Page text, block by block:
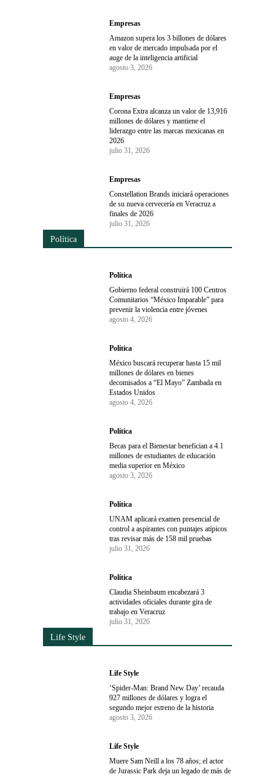
Empresas
Amazon supera los 3 billones de dólares
en valor de mercado impulsada por el
auge de la inteligencia artificial
agosto 3, 2026
Empresas
Corona Extra alcanza un valor de 13,916
millones de dólares y mantiene el
liderazgo entre las marcas mexicanas en
2026
julio 31, 2026
Empresas
Constellation Brands iniciará operaciones
de su nueva cervecería en Veracruz a
finales de 2026
julio 31, 2026
Política
Política
Gobierno federal construirá 100 Centros
Comunitarios “México Imparable” para
prevenir la violencia entre jóvenes
agosto 4, 2026
Política
México buscará recuperar hasta 15 mil
millones de dólares en bienes
decomisados a “El Mayo” Zambada en
Estados Unidos
agosto 4, 2026
Política
Becas para el Bienestar benefician a 4.1
millones de estudiantes de educación
media superior en México
agosto 3, 2026
Política
UNAM aplicará examen presencial de
control a aspirantes con puntajes atípicos
tras revisar más de 158 mil pruebas
julio 31, 2026
Política
Claudia Sheinbaum encabezará 3
actividades oficiales durante gira de
trabajo en Veracruz
julio 31, 2026
Life Style
Life Style
‘Spider-Man: Brand New Day’ recauda
927 millones de dólares y logra el
segundo mejor estreno de la historia
agosto 3, 2026
Life Style
Muere Sam Neill a los 78 años; el actor
de Jurassic Park deja un legado de más de